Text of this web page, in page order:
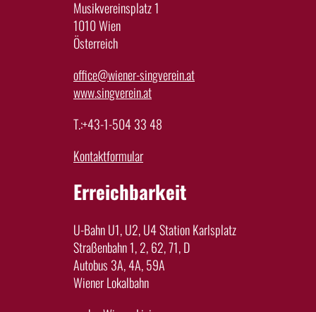
Musikvereinsplatz 1
1010 Wien
Österreich
office@wiener-singverein.at
www.singverein.at
T.:+43-1-504 33 48
Kontaktformular
Erreichbarkeit
U-Bahn U1, U2, U4 Station Karlsplatz
Straßenbahn 1, 2, 62, 71, D
Autobus 3A, 4A, 59A
Wiener Lokalbahn